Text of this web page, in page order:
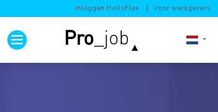
Inloggen HelloFlex Voor werkgevers
Toggle navigation